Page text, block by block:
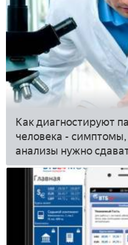
Как диагностируют
человека -
анализы нужно